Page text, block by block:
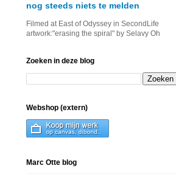
nog steeds niets te melden
Filmed at East of Odyssey in SecondLife
artwork:"erasing the spiral" by Selavy Oh
Zoeken in deze blog
Webshop (extern)
Marc Otte blog